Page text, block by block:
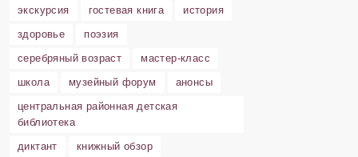
экскурсия
гостевая книга
история
здоровье
поэзия
серебряный возраст
мастер-класс
школа
музейный форум
анонсы
центральная районная детская
библиотека
диктант
книжный обзор